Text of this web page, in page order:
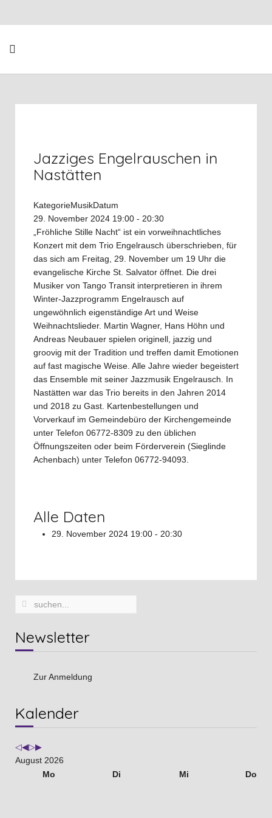
Jazziges Engelrauschen in
Nastätten
KategorieMusikDatum
29. November 2024 19:00 - 20:30
„Fröhliche Stille Nacht“ ist ein vorweihnachtliches
Konzert mit dem Trio Engelrausch überschrieben, für
das sich am Freitag, 29. November um 19 Uhr die
evangelische Kirche St. Salvator öffnet. Die drei
Musiker von Tango Transit interpretieren in ihrem
Winter-Jazzprogramm Engelrausch auf
ungewöhnlich eigenständige Art und Weise
Weihnachtslieder. Martin Wagner, Hans Höhn und
Andreas Neubauer spielen originell, jazzig und
groovig mit der Tradition und treffen damit Emotionen
auf fast magische Weise. Alle Jahre wieder begeistert
das Ensemble mit seiner Jazzmusik Engelrausch. In
Nastätten war das Trio bereits in den Jahren 2014
und 2018 zu Gast. Kartenbestellungen und
Vorverkauf im Gemeindebüro der Kirchengemeinde
unter Telefon 06772-8309 zu den üblichen
Öffnungszeiten oder beim Förderverein (Sieglinde
Achenbach) unter Telefon 06772-94093.
Alle Daten
29. November 2024 19:00 - 20:30
Newsletter
Zur Anmeldung
Kalender
Jahr
Monat
JahrMonat
August 2026
Mo
Di Mi Do